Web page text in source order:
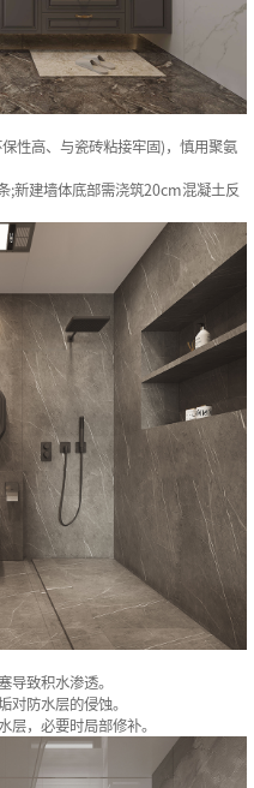
高、与瓷砖粘接牢固)，慎用聚氨
建墙体底部需浇筑20cm混凝土反
致积水渗透。
防水层的侵蚀。
，必要时局部修补。